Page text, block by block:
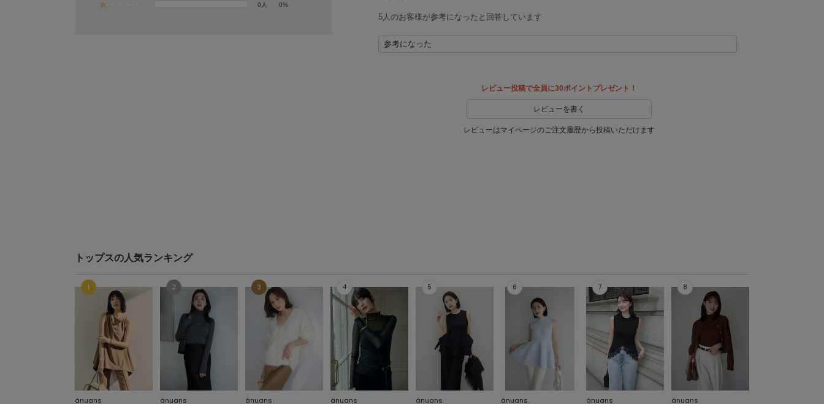
0人
0%
5人のお客様が参考になったと回答しています
参考になった
レビュー投稿で全員に30ポイントプレゼント！
レビューを書く
レビューはマイページのご注文履歴から投稿いただけます
トップスの人気ランキング
ánuans ánuans ánuans ánuans ánuans ánuans ánuans ánuans